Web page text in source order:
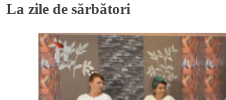
La zile de sărbători